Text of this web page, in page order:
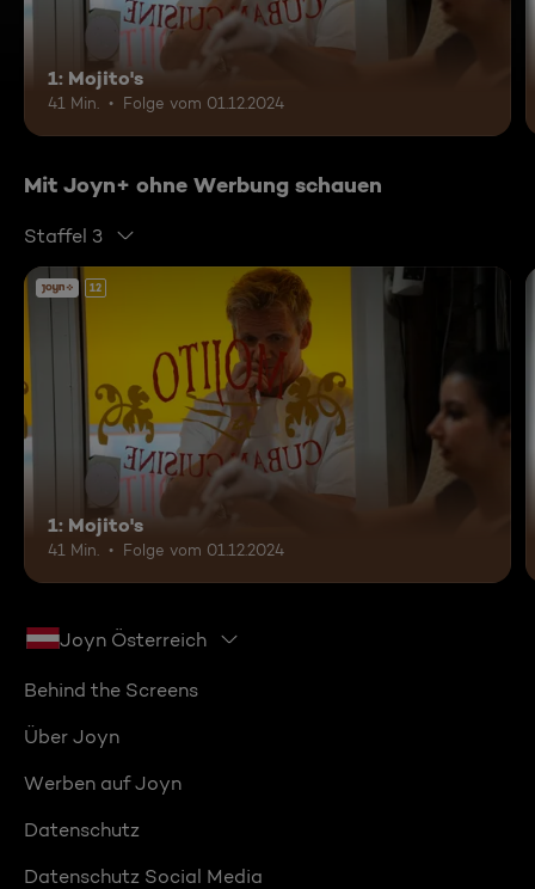
1: Mojito's
41 Min. Folge vom 01.12.2024
Mit Joyn+ ohne Werbung schauen
Staffel 3
12
1: Mojito's
41 Min. Folge vom 01.12.2024
Joyn Österreich
Behind the Screens
Über Joyn
Werben auf Joyn
Datenschutz
Datenschutz Social Media